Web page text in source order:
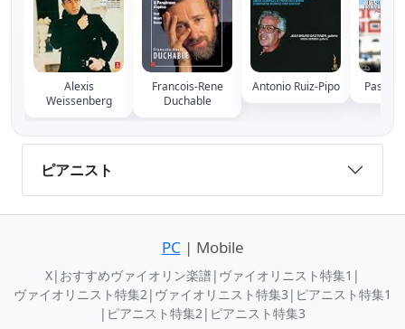
Alexis
Weissenberg
Francois-Rene
Duchable
Antonio Ruiz-Pipo Pascal
ピアニスト
PC | Mobile
X| おすすめヴァイオリン楽譜| ヴァイオリニスト特集1 |
ヴァイオリニスト特集2| ヴァイオリニスト特集3 | ピアニスト特集1
| ピアニスト特集2| ピアニスト特集3